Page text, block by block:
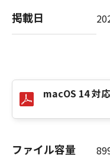
掲載日
macOS 14 対
ファイル容量